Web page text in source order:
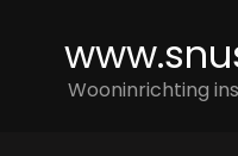
Wooninrichting